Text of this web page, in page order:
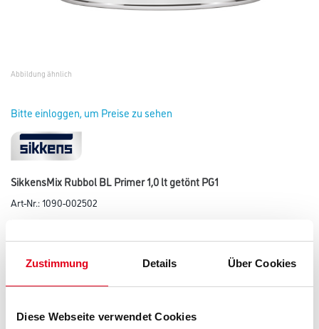
Zustimmung Details Über Cookies
Diese Webseite verwendet Cookies
Abbildung ähnlich
Bitte einloggen, um Preise zu sehen
SikkensMix Rubbol BL Primer 1,0 lt getönt PG1
Art-Nr.:1090-002502
Farbtonbezeichnung
Glanzgrad